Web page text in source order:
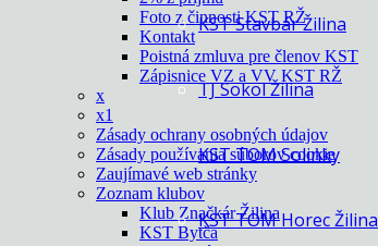
KST Stavbár Žilina
TJ Sokol Žilina
KST TOM Solinky
KST TOM Horec Žilina
Foto z činnosti KST RŽ
Kontakt
Poistná zmluva pre členov KST
Zápisnice VZ a VV KST RŽ
x
x1
Zásady ochrany osobných údajov
Zásady používania súborov cookie
Zaujímavé web stránky
Zoznam klubov
Klub Značkár Žilina
KST Bytča